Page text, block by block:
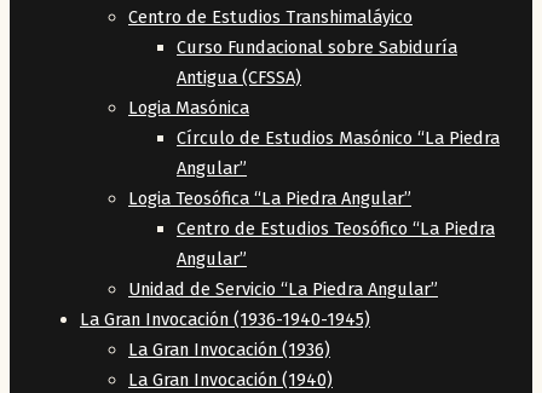
Centro de Estudios Transhimaláyico
Curso Fundacional sobre Sabiduría
Antigua (CFSSA)
Logia Masónica
Círculo de Estudios Masónico “La Piedra
Angular”
Logia Teosófica “La Piedra Angular”
Centro de Estudios Teosófico “La Piedra
Angular”
Unidad de Servicio “La Piedra Angular”
La Gran Invocación (1936-1940-1945)
La Gran Invocación (1936)
La Gran Invocación (1940)